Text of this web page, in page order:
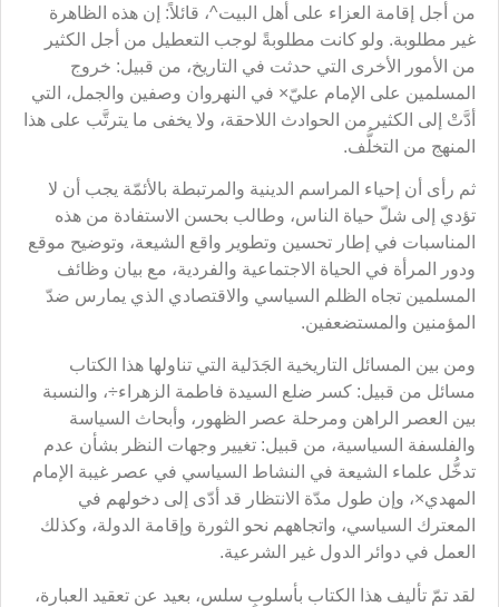
من أجل إقامة العزاء على أهل البيت^، قائلاً: إن هذه الظاهرة
غير مطلوبة. ولو كانت مطلوبةً لوجب التعطيل من أجل الكثير
من الأمور الأخرى التي حدثت في التاريخ، من قبيل: خروج
المسلمين على الإمام عليّ× في النهروان وصفين والجمل، التي
أدَّتْ إلى الكثير من الحوادث اللاحقة، ولا يخفى ما يترتَّب على هذا
المنهج من التخلُّف.
ثم رأى أن إحياء المراسم الدينية والمرتبطة بالأئمّة يجب أن لا
تؤدي إلى شلّ حياة الناس، وطالب بحسن الاستفادة من هذه
المناسبات في إطار تحسين وتطوير واقع الشيعة، وتوضيح موقع
ودور المرأة في الحياة الاجتماعية والفردية، مع بيان وظائف
المسلمين تجاه الظلم السياسي والاقتصادي الذي يمارس ضدّ
المؤمنين والمستضعفين.
ومن بين المسائل التاريخية الجَدَلية التي تناولها هذا الكتاب
مسائل من قبيل: كسر ضلع السيدة فاطمة الزهراء÷، والنسبة
بين العصر الراهن ومرحلة عصر الظهور، وأبحاث السياسة
والفلسفة السياسية، من قبيل: تغيير وجهات النظر بشأن عدم
تدخُّل علماء الشيعة في النشاط السياسي في عصر غيبة الإمام
المهدي×، وإن طول مدّة الانتظار قد أدّى إلى دخولهم في
المعترك السياسي، واتجاههم نحو الثورة وإقامة الدولة، وكذلك
العمل في دوائر الدول غير الشرعية.
لقد تمّ تأليف هذا الكتاب بأسلوبٍ سلس، بعيد عن تعقيد العبارة،